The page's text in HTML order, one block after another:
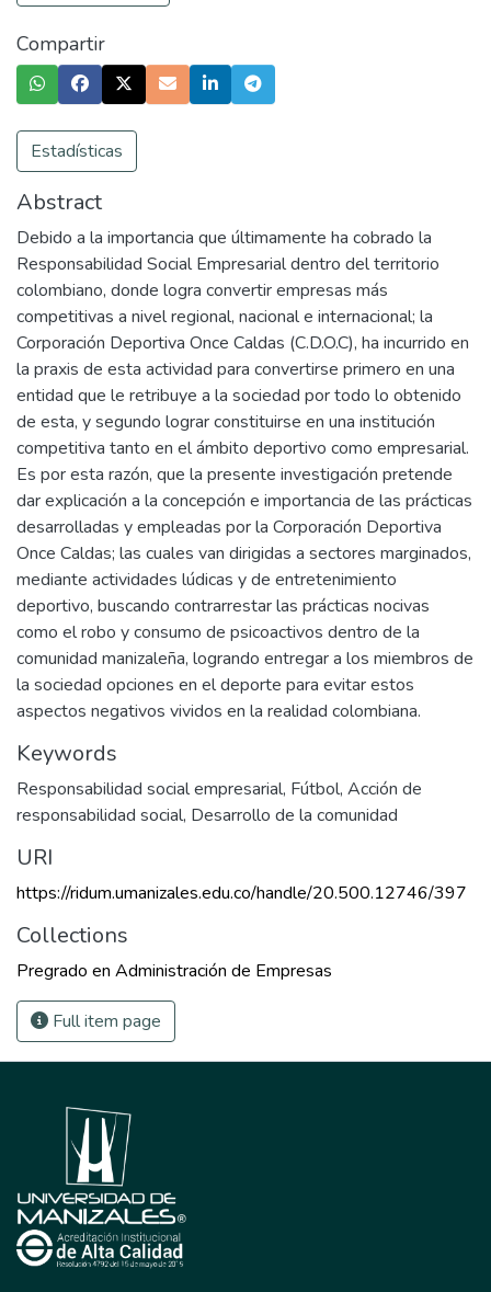
Compartir
Estadísticas
Abstract
Debido a la importancia que últimamente ha cobrado la
Responsabilidad Social Empresarial dentro del territorio
colombiano, donde logra convertir empresas más
competitivas a nivel regional, nacional e internacional; la
Corporación Deportiva Once Caldas (C.D.O.C), ha incurrido en
la praxis de esta actividad para convertirse primero en una
entidad que le retribuye a la sociedad por todo lo obtenido
de esta, y segundo lograr constituirse en una institución
competitiva tanto en el ámbito deportivo como empresarial.
Es por esta razón, que la presente investigación pretende
dar explicación a la concepción e importancia de las prácticas
desarrolladas y empleadas por la Corporación Deportiva
Once Caldas; las cuales van dirigidas a sectores marginados,
mediante actividades lúdicas y de entretenimiento
deportivo, buscando contrarrestar las prácticas nocivas
como el robo y consumo de psicoactivos dentro de la
comunidad manizaleña, logrando entregar a los miembros de
la sociedad opciones en el deporte para evitar estos
aspectos negativos vividos en la realidad colombiana.
Keywords
Responsabilidad social empresarial, Fútbol, Acción de
responsabilidad social, Desarrollo de la comunidad
URI
https://ridum.umanizales.edu.co/handle/20.500.12746/397
Collections
Pregrado en Administración de Empresas
Full item page